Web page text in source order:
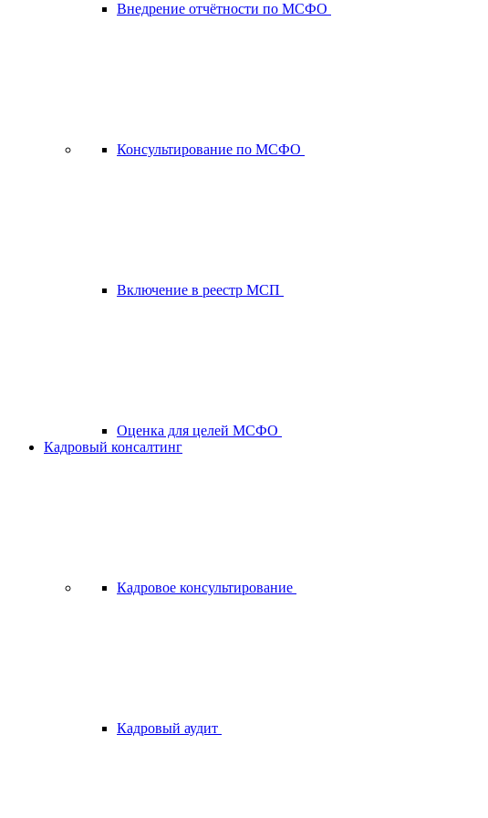
Внедрение отчётности по МСФО
Консультирование по МСФО
Включение в реестр МСП
Оценка для целей МСФО
Кадровый консалтинг
Кадровое консультирование
Кадровый аудит